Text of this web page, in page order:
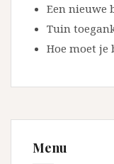
Een nieuwe
Tuin
Hoe moet je
Menu